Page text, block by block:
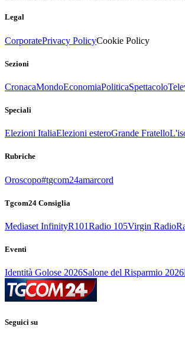
Legal
CorporatePrivacy PolicyCookie Policy
Sezioni
CronacaMondoEconomiaPoliticaSpettacolo
Speciali
Elezioni ItaliaElezioni esteroGrande Fratello
Rubriche
Oroscopo#tgcom24amarcord
Tgcom24 Consiglia
Mediaset InfinityR101Radio 105Virgin Radio
Eventi
Identità Golose 2026Salone del Risparmio 2026
Seguici su